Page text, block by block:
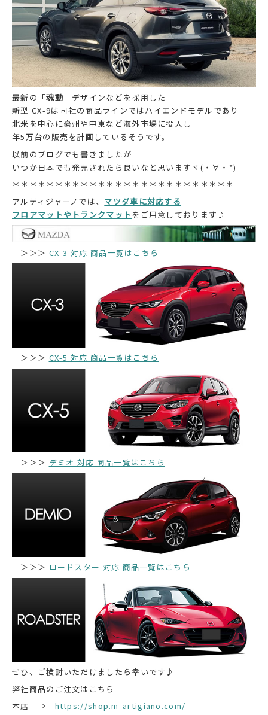
最新の「魂動 」デザインなどを採用した
新型 CX-9は同社の商品ラインではハイエンドモデルであり
北米を中心に豪州や中東など海外市場に投入し
年5万台の販売を計画しているそうです。
以前のブログでも書きましたが
いつか日本でも発売されたら良いなと思いますヾ(・∀・*)
＊＊＊＊＊＊＊＊＊＊＊＊＊＊＊＊＊＊＊＊＊＊＊＊＊＊
アルティジャーノでは、 マツダ車に対応する
フロアマットやトランクマット をご用意しております♪
＞＞＞ CX-3 対応 商品一覧はこちら
＞＞＞ CX-5 対応 商品一覧はこちら
＞＞＞ デミオ 対応 商品一覧はこちら
＞＞＞ ロードスター 対応 商品一覧はこちら
ぜひ、ご検討いただけましたら幸いです♪
弊社商品のご注文はこちら
本店 ⇒ https://shop.m-artigiano.com/